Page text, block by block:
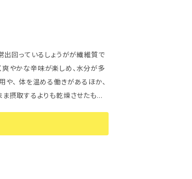
出回っているしょうがが繊維質で
やかな辛味が楽しめ、水分が多
摂取するよりも乾燥させたもの
んです。 なので、温め効果を求
おすすめです。 もちろん、加熱